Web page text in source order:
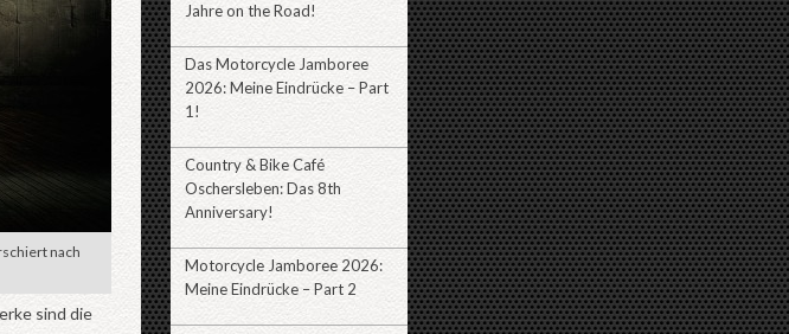
nach
sind die
Jahre on the Road!
Das Motorcycle Jamboree
2026: Meine Eindrücke – Part
1!
Country & Bike Café
Oschersleben: Das 8th
Anniversary!
Motorcycle Jamboree 2026:
Meine Eindrücke – Part 2